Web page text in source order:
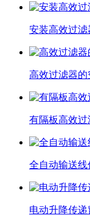
安装高效过
高效过滤器的
有隔板高效
全自动输送
电动升降传